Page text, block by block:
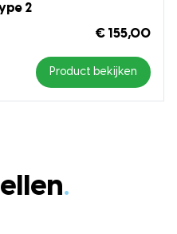
2
€ 155,00
Product bekijken
.